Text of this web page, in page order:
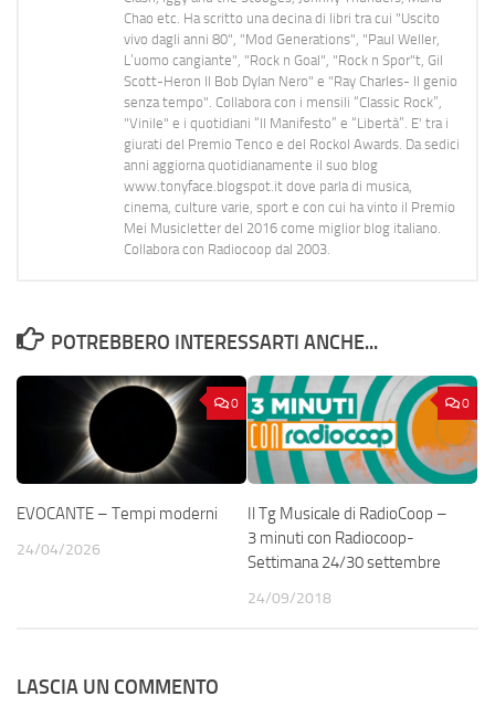
Chao etc. Ha scritto una decina di libri tra cui "Uscito
vivo dagli anni 80", "Mod Generations", "Paul Weller,
L’uomo cangiante", "Rock n Goal", "Rock n Spor"t, Gil
Scott-Heron Il Bob Dylan Nero" e "Ray Charles- Il genio
senza tempo". Collabora con i mensili “Classic Rock”,
"Vinile" e i quotidiani “Il Manifesto” e “Libertà”. E' tra i
giurati del Premio Tenco e del Rockol Awards. Da sedici
anni aggiorna quotidianamente il suo blog
www.tonyface.blogspot.it dove parla di musica,
cinema, culture varie, sport e con cui ha vinto il Premio
Mei Musicletter del 2016 come miglior blog italiano.
Collabora con Radiocoop dal 2003.
POTREBBERO INTERESSARTI ANCHE...
0
EVOCANTE – Tempi moderni
24/04/2026
0
Il Tg Musicale di RadioCoop –
3 minuti con Radiocoop-
Settimana 24/30 settembre
24/09/2018
LASCIA UN COMMENTO